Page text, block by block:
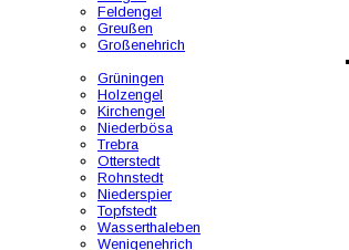
Feldengel
Greußen
Großenehrich
Grüningen
Holzengel
Kirchengel
Niederbösa
Trebra
Otterstedt
Rohnstedt
Niederspier
Topfstedt
Wasserthaleben
Wenigenehrich